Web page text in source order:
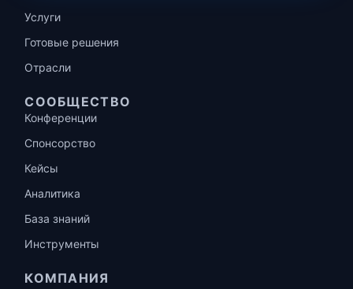
Услуги
Готовые решения
Отрасли
СООБЩЕСТВО
Конференции
Спонсорство
Кейсы
Аналитика
База знаний
Инструменты
КОМПАНИЯ